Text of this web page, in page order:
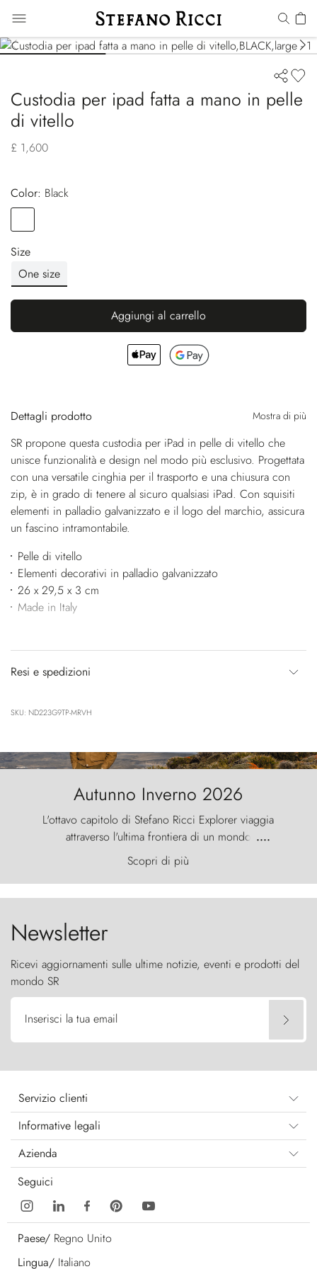
Custodia per ipad fatta a mano in pelle
di vitello
£ 1,600
Color:
black
Size
One size
Aggiungi al carrello
Dettagli prodotto Mostra di più
SR propone questa custodia per iPad in pelle di vitello che
unisce funzionalità e design nel modo più esclusivo. Progettata
con una versatile cinghia per il trasporto e una chiusura con
zip, è in grado di tenere al sicuro qualsiasi iPad. Con squisiti
elementi in palladio galvanizzato e il logo del marchio, assicura
un fascino intramontabile.
Pelle di vitello
Elementi decorativi in palladio galvanizzato
26 x 29,5 x 3 cm
Made in Italy
Resi e spedizioni
SKU: ND223G9TP-MRVH
Autunno Inverno 2026
L'ottavo capitolo di Stefano Ricci Explorer viaggia
attraverso l'ultima frontiera di un mondo
primordiale, dove il vento scolpisce la natura con
furia ancestrale e le Torres del Paine sfidano il
cielo come sentinelle di pietra.
....
Scopri di più
Newsletter
Ricevi aggiornamenti sulle ultime notizie, eventi e prodotti del
mondo SR
Inserisci la tua email
Servizio clienti
Informative legali
Azienda
Seguici
Paese/ Regno Unito
Lingua/ Italiano